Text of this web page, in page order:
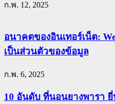
ก.พ. 12, 2025
อนาคตของอินเทอร์เน็ต:
เป็นส่วนตัวของข้อมูล
ก.พ. 6, 2025
10 อันดับ ที่นอนยางพารา